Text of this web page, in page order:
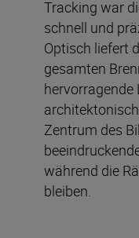
Tracking war
schnell und
Optisch liefert
gesamten
hervorragende
Zentrum des
während die
bleiben.